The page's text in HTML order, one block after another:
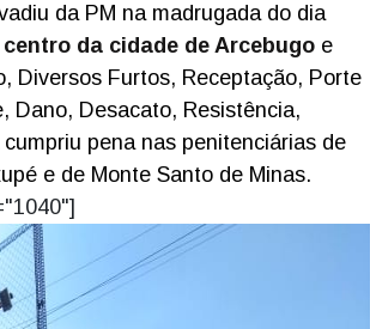
da PM na madrugada do dia
da cidade de Arcebugo e
Diversos Furtos, Receptação, Porte
Dano, Desacato, Resistência,
pena nas penitenciárias de
e de Monte Santo de Minas.